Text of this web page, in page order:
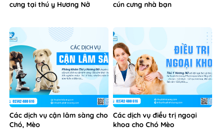
cưng tại thú y Hương Nở
cún cưng nhà bạn
Các dịch vụ cận lâm sàng cho
Chó, Mèo
Các dịch vụ điều trị ngoại
khoa cho Chó Mèo